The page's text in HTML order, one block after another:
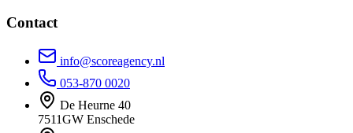
Contact
info@scoreagency.nl
053-870 0020
De Heurne 40
7511GW Enschede